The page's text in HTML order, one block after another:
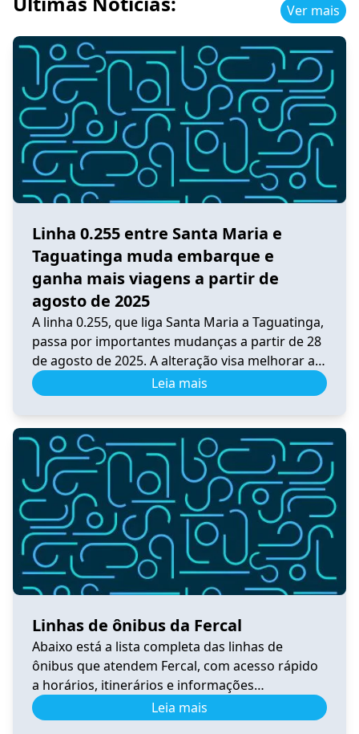
Ver mais
Linha 0.255 entre Santa Maria e
Taguatinga muda embarque e
ganha mais viagens a partir de
agosto de 2025
A linha 0.255, que liga Santa Maria a Taguatinga,
passa por importantes mudanças a partir de 28
de agosto de 2025. A alteração visa melhorar a
integração, a praticidade e o conforto dos
usuários do transporte público no Distrito
convertida em circular, passando por BR-040,
DF-001, Pistão Sul, Samdu […]
Leia mais
Linhas de ônibus da Fercal
Abaixo está a lista completa das linhas de
ônibus que atendem Fercal, com acesso rápido
a horários, itinerários e informações
atualizadas. 0.531 Horário de Ônibus 0.531
Fercal – Tempo Real e Itinerário (2026) Ver
Leia mais